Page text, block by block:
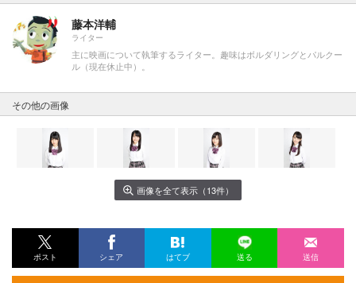
藤本洋輔
ライター
主に映画について執筆するライター。趣味はボルダリングとパルクー
ル（現在休止中）。
その他の画像
画像を全て表示（13件）
ポスト シェア はてブ 送る 送信